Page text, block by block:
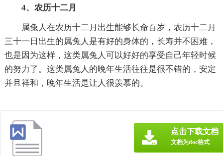
4、农历十二月
属兔人在农历十二月出生能够长命百岁，农历十二月
三十一日出生的属兔人是有好的身体的，长寿并不困难，
也是因为这样，这类属兔人可以好好的享受自己年轻时候
的努力了。这类属兔人的晚年生活往往是很不错的，安定
并且祥和，晚年生活是让人很羡慕的。
点击下载文档
文档为doc格式